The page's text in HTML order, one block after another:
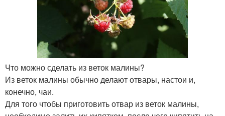
Что можно сделать из веток малины?
Из веток малины обычно делают отвары, настои и,
конечно, чаи.
Для того чтобы приготовить отвар из веток малины,